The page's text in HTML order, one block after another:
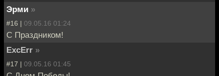
Эрми »
#16 | 09.05.16 01:24
С Праздником!
ExcErr »
#17 | 09.05.16 01:45